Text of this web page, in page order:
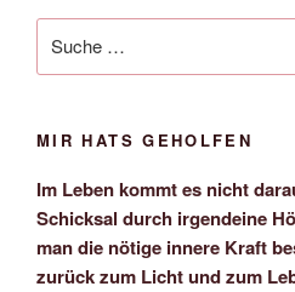
nach:
MIR HATS GEHOLFEN
Im Leben kommt es nicht
Schicksal durch irgendeine
man die nötige innere Kraft
zurück zum Licht und zum